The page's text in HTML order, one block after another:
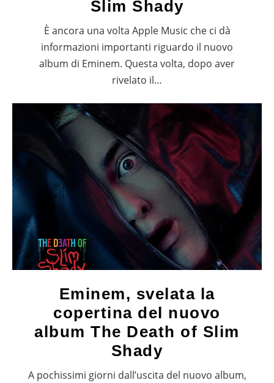
Slim Shady
È ancora una volta Apple Music che ci dà
informazioni importanti riguardo il nuovo
album di Eminem. Questa volta, dopo aver
rivelato il…
Eminem, svelata la
copertina del nuovo
album The Death of Slim
Shady
A pochissimi giorni dall’uscita del nuovo album,